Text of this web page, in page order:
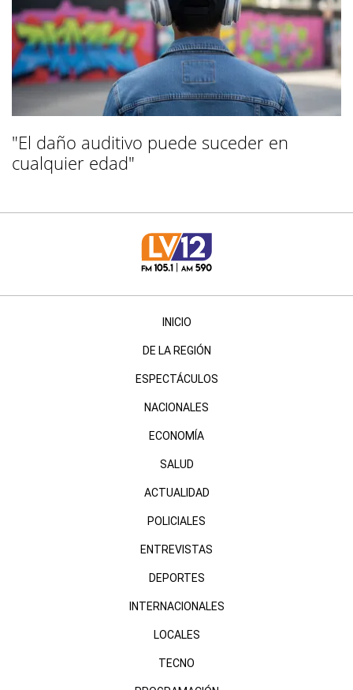
"El daño auditivo puede suceder en
cualquier edad"
INICIO
DE LA REGIÓN
ESPECTÁCULOS
NACIONALES
ECONOMÍA
SALUD
ACTUALIDAD
POLICIALES
ENTREVISTAS
DEPORTES
INTERNACIONALES
LOCALES
TECNO